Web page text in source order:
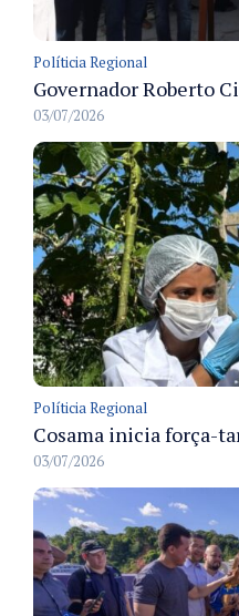
Políticia Regional
03/07/2026
Políticia Regional
03/07/2026